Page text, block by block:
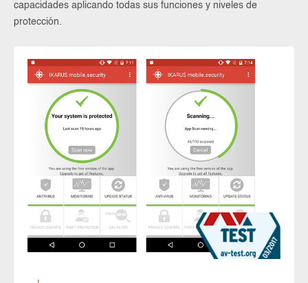
capacidades aplicando todas sus funciones y niveles de
protección.